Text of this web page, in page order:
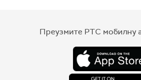
Преузмите РТС мобилну